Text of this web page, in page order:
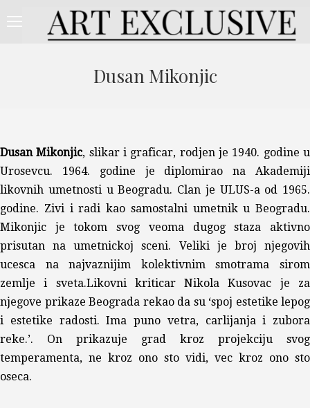
Dusan Mikonjic
Dusan Mikonjic, slikar i graficar, rodjen je 1940. godine u
Urosevcu. 1964. godine je diplomirao na Akademiji
likovnih umetnosti u Beogradu. Clan je ULUS-a od 1965.
godine. Zivi i radi kao samostalni umetnik u Beogradu.
Mikonjic je tokom svog veoma dugog staza aktivno
prisutan na umetnickoj sceni. Veliki je broj njegovih
ucesca na najvaznijim kolektivnim smotrama sirom
zemlje i sveta.Likovni kriticar Nikola Kusovac je za
njegove prikaze Beograda rekao da su ‘spoj estetike lepog
i estetike radosti. Ima puno vetra, carlijanja i zubora
reke.’. On prikazuje grad kroz projekciju svog
temperamenta, ne kroz ono sto vidi, vec kroz ono sto
oseca.